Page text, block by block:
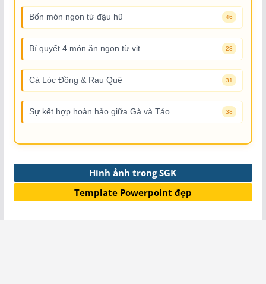
Bốn món ngon từ đậu hũ 46
Bí quyết 4 món ăn ngon từ vịt 28
Cá Lóc Đồng & Rau Quê 31
Sự kết hợp hoàn hảo giữa Gà và Táo 38
Hình ảnh trong SGK
Template Powerpoint đẹp